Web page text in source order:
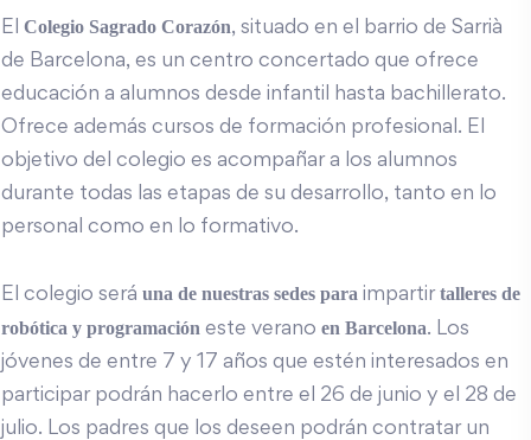
El Colegio Sagrado Corazón, situado en el barrio de Sarrià
de Barcelona, es un centro concertado que ofrece
educación a alumnos desde infantil hasta bachillerato.
Ofrece además cursos de formación profesional. El
objetivo del colegio es acompañar a los alumnos
durante todas las etapas de su desarrollo, tanto en lo
personal como en lo formativo.
El colegio será una de nuestras sedes para impartirtalleres de
robótica y programación este verano en Barcelona. Los
jóvenes de entre 7 y 17 años que estén interesados en
participar podrán hacerlo entre el 26 de junio y el 28 de
julio. Los padres que los deseen podrán contratar un